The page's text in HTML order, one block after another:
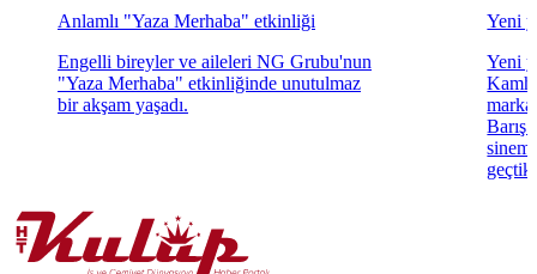
Anlamlı "Yaza Merhaba" etkinliği
Engelli bireyler ve aileleri NG Grubu'nun
"Yaza Merhaba" etkinliğinde unutulmaz
bir akşam yaşadı.
Yeni
Yeni
Barış